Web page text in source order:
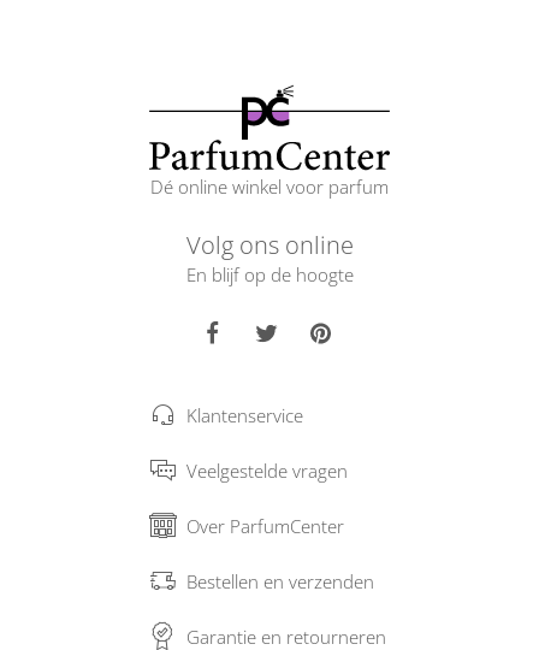
Dé online winkel voor parfum
Volg ons online
En blijf op de hoogte
Klantenservice
Veelgestelde vragen
Over ParfumCenter
Bestellen en verzenden
Garantie en retourneren